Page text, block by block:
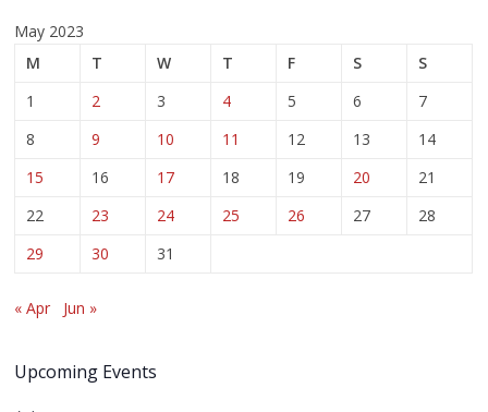
May 2023
M
T W T F S
S
1
2 3 4 5 6
7
8
9 10 11 12 13
14
15
16 17 18 19 20
21
22
23 24 25 26 27
28
29
30 31
« Apr Jun »
Upcoming Events